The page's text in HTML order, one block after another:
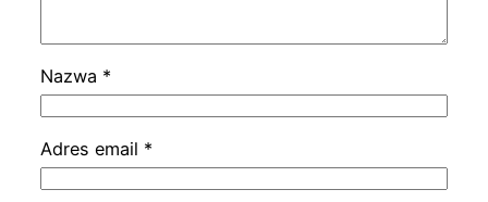
Nazwa *
Adres email *